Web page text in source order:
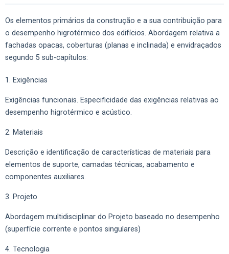
Os elementos primários da construção e a sua contribuição para
o desempenho higrotérmico dos edifícios. Abordagem relativa a
fachadas opacas, coberturas (planas e inclinada) e envidraçados
segundo 5 sub-capítulos:
1. Exigências
Exigências funcionais. Especificidade das exigências relativas ao
desempenho higrotérmico e acústico.
2. Materiais
Descrição e identificação de características de materiais para
elementos de suporte, camadas técnicas, acabamento e
componentes auxiliares.
3. Projeto
Abordagem multidisciplinar do Projeto baseado no desempenho
(superfície corrente e pontos singulares)
4. Tecnologia